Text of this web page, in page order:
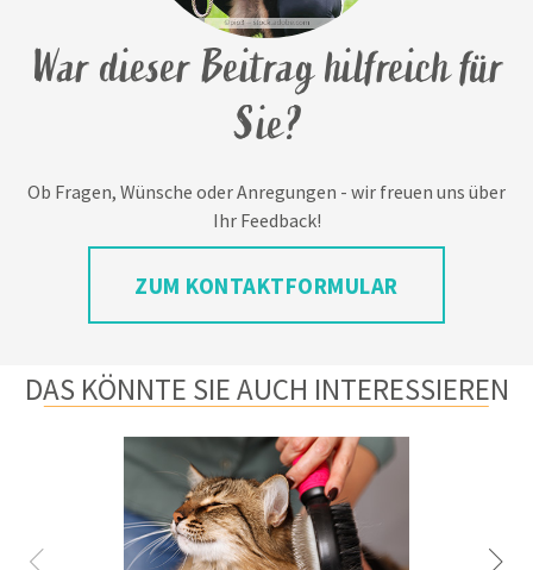
War dieser Beitrag hilfreich für
Sie?
Ob Fragen, Wünsche oder Anregungen - wir freuen uns über
Ihr Feedback!
ZUM KONTAKTFORMULAR
DAS KÖNNTE SIE AUCH INTERESSIEREN